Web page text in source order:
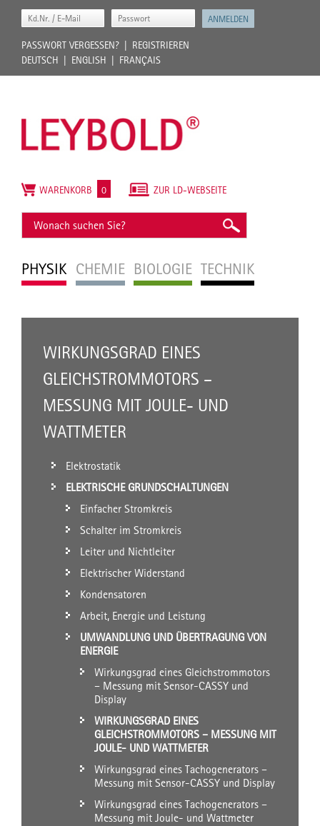
PASSWORT VERGESSEN?
REGISTRIEREN
DEUTSCH
ENGLISH FRANÇAIS
PHYSIK CHEMIE BIOLOGIE TECHNIK
ZUR LD-WEBSEITE
WARENKORB 0
WIRKUNGSGRAD EINES
GLEICHSTROMMOTORS –
MESSUNG MIT JOULE- UND
WATTMETER
Elektrostatik
ELEKTRISCHE GRUNDSCHALTUNGEN
Einfacher Stromkreis
Schalter im Stromkreis
Leiter und Nichtleiter
Elektrischer Widerstand
Kondensatoren
Arbeit, Energie und Leistung
UMWANDLUNG UND ÜBERTRAGUNG VON
ENERGIE
Wirkungsgrad eines Gleichstrommotors
– Messung mit Sensor-CASSY und
Display
WIRKUNGSGRAD EINES
GLEICHSTROMMOTORS – MESSUNG MIT
JOULE- UND WATTMETER
Wirkungsgrad eines Tachogenerators –
Messung mit Sensor-CASSY und Display
Wirkungsgrad eines Tachogenerators –
Messung mit Joule- und Wattmeter